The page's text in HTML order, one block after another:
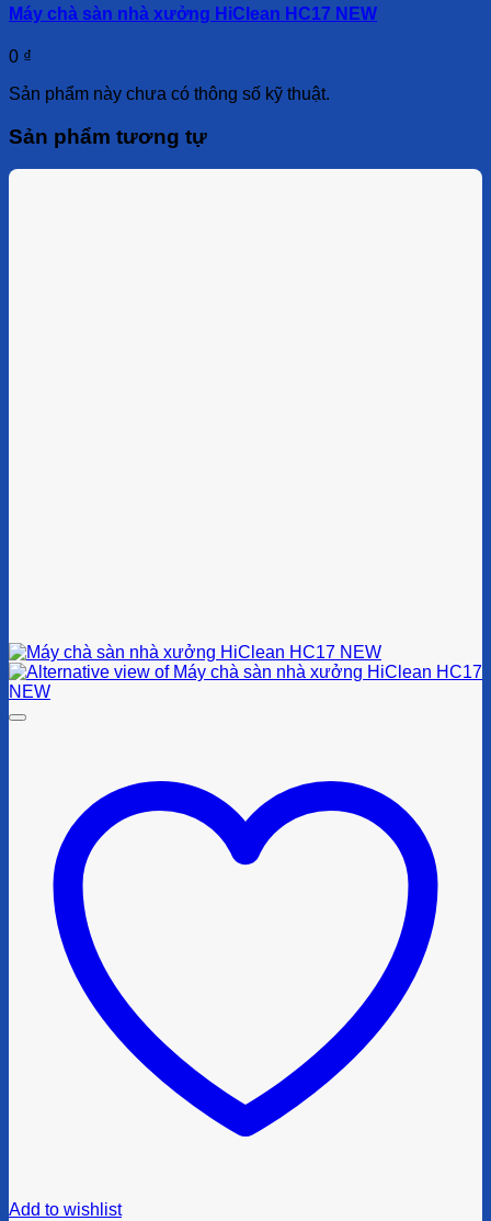
Máy chà sàn nhà xưởng HiClean HC17 NEW
0 ₫
Sản phẩm này chưa có thông số kỹ thuật.
Sản phẩm tương tự
Add to wishlist